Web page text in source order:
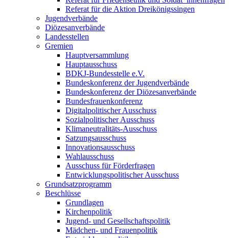
Referat für die Aktion Dreikönigssingen
Jugendverbände
Diözesanverbände
Landesstellen
Gremien
Hauptversammlung
Hauptausschuss
BDKJ-Bundesstelle e.V.
Bundeskonferenz der Jugendverbände
Bundeskonferenz der Diözesanverbände
Bundesfrauenkonferenz
Digitalpolitischer Ausschuss
Sozialpolitischer Ausschuss
Klimaneutralitäts-Ausschuss
Satzungsausschuss
Innovationsausschuss
Wahlausschuss
Ausschuss für Förderfragen
Entwicklungspolitischer Ausschuss
Grundsatzprogramm
Beschlüsse
Grundlagen
Kirchenpolitik
Jugend- und Gesellschaftspolitik
Mädchen- und Frauenpolitik